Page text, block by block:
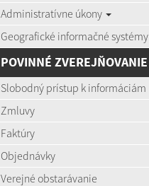
Administratívne úkony
Geografické informačné systémy
POVINNÉ ZVEREJŇOVANIE
Slobodný prístup k informáciám
Zmluvy
Faktúry
Objednávky
Verejné obstarávanie